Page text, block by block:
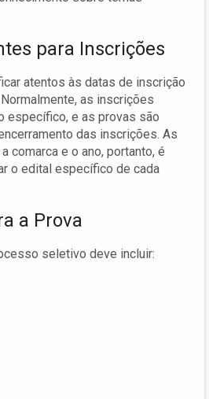
para Inscrições
atentos às datas de inscrição
as inscrições
específico, e as provas são
das inscrições. As
comarca e o ano, portanto, é
o edital específico de cada
a Prova
seletivo deve incluir: